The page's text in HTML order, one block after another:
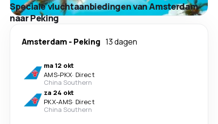
Speciale vluchtaanbiedingen van Amsterdam
naar Peking
Amsterdam - Peking 13 dagen
ma 12 okt
AMS-PKX· Direct
China Southern
za 24 okt
PKX-AMS· Direct
China Southern